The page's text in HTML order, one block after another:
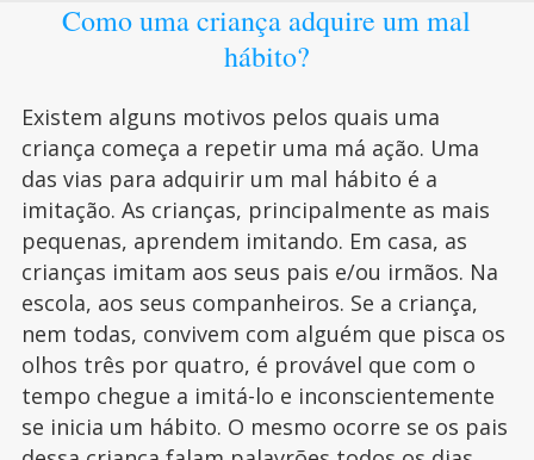
Como uma criança adquire um mal
hábito?
Existem alguns motivos pelos quais uma
criança começa a repetir uma má ação. Uma
das vias para adquirir um mal hábito é a
imitação. As crianças, principalmente as mais
pequenas, aprendem imitando. Em casa, as
crianças imitam aos seus pais e/ou irmãos. Na
escola, aos seus companheiros. Se a criança,
nem todas, convivem com alguém que pisca os
olhos três por quatro, é provável que com o
tempo chegue a imitá-lo e inconscientemente
se inicia um hábito. O mesmo ocorre se os pais